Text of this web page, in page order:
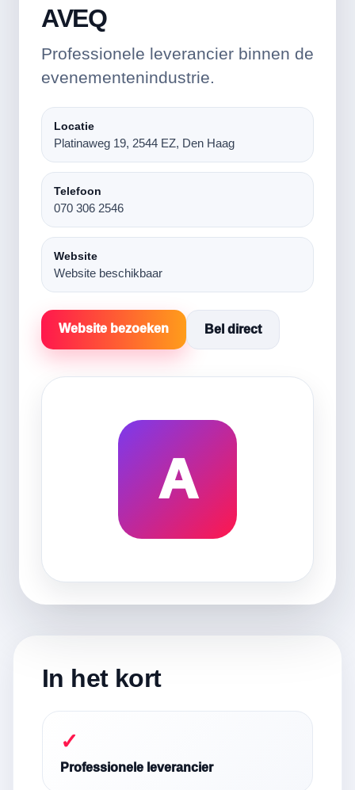
AVEQ
Professionele leverancier binnen de
evenementenindustrie.
Locatie
Platinaweg 19, 2544 EZ, Den Haag
Telefoon
070 306 2546
Website
Website beschikbaar
Website bezoeken Bel direct
A
In het kort
✓
Professionele leverancier